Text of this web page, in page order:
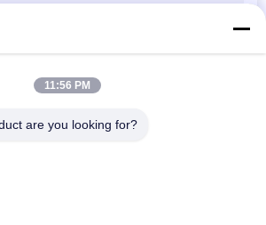
Rolle
11:56 PM
are you looking for?